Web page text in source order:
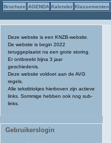
Brochure AGENDA Kalender Klassementen
Deze website is een KNZB-website.
De website is begin 2022
teruggeplaatst na een grote storing.
Er ontbreekt bijna 3 jaar
geschiedenis.
Deze website voldoet aan de AVG
regels.
Alle tekstblokjes hierboven zijn actieve
links. Sommige hebben ook nog sub-
links.
Gebruikerslogin